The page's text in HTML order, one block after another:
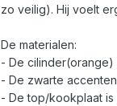
zo veilig). Hij voelt
De materialen:
- De cilinder(orange)
- De zwarte
- De top/kookplaat is